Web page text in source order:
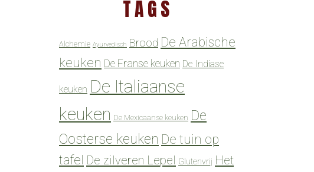
TAGS
Alchemie Ayurvedisch Brood De Arabische
keuken De Franse keuken De Indiase
keuken De Italiaanse
keuken De Mexicaanse keuken De
Oosterse keuken De tuin op
tafel De zilveren Lepel Glutenvrij Het